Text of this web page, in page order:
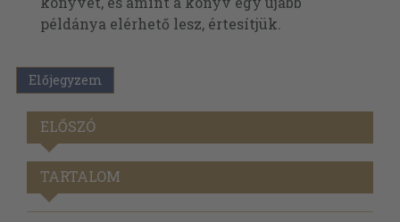
példánya elérhető lesz, értesítjük.
Előjegyzem
ELŐSZÓ
TARTALOM